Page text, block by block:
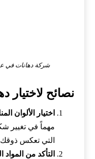
شركة دهانات في
نصائح لاختيار
اختيار الألوان
مهماً في تغيير
التي تعكس
التأكد من